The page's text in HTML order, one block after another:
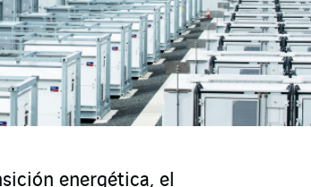
energética, el